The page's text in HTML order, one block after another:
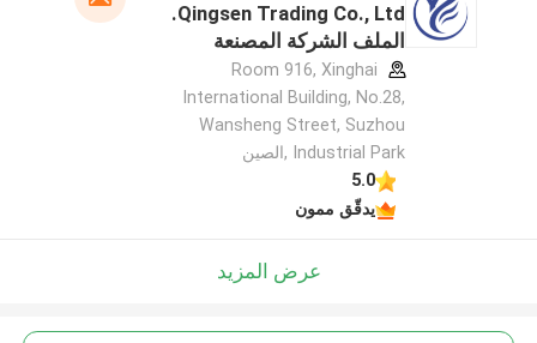
Qingsen Trading Co., Ltd.
الملف الشركة المصنعة
Room 916, Xinghai
International Building, No.28,
Wansheng Street, Suzhou
Industrial Park ,الصين
5.0
يدقّق ممون
عرض المزيد